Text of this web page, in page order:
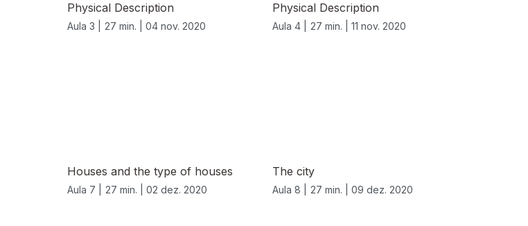
Physical Description
Aula 3 | 27 min. | 04 nov. 2020
Physical Description
Aula 4 | 27 min. | 11 nov. 2020
Houses and the type of houses
Aula 7 | 27 min. | 02 dez. 2020
The city
Aula 8 | 27 min. | 09 dez. 2020